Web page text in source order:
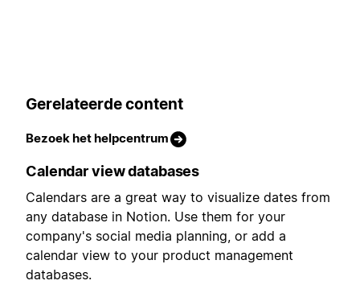
Gerelateerde content
Bezoek het helpcentrum
Calendar view databases
Calendars are a great way to visualize dates from
any database in Notion. Use them for your
company's social media planning, or add a
calendar view to your product management
databases.